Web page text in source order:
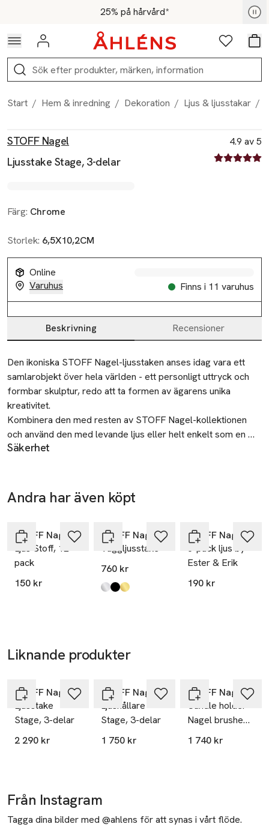
Hoppa till navigationsmenyn25% på hårvård*
För medlemmar - Shoppa nu
Logga in Favoriter
Sök
Start / Hem & inredning / Dekoration / Ljus & ljusstakar /
STOFF Nagel
Ljusstake Stage, 3-delar
4.9 av 5
4.9 av fem
Färg: Chrome
Storlek: 6,5X10,2CM
Online
Varuhus
Finns i 11 varuhus
Beskrivning Recensioner
Beskrivning
Den ikoniska STOFF Nagel-ljusstaken anses idag vara ett
samlarobjekt över hela världen - ett personligt uttryck och
formbar skulptur, redo att ta formen av ägarens unika
kreativitet.
Kombinera den med resten av STOFF Nagel-kollektionen
och använd den med levande ljus eller helt enkelt som en
dekorativ skulptur.
• Mått:
Höjd 6,9 cm
Säkerhet
reach of small children / Never leave burning candles
unattended.
Andra har även köpt
STOFF Nagel
Ljus Stoff, 12-
pack
150 kr
STOFF Nagel
Väggljusstake
760 kr
Produkten finns i färgerna:
Chrome
Black,
Solid Brass
STOFF Nagel
6-pack ljus by
Ester & Erik
190 kr
Liknande produkter
STOFF Nagel
Ljusstake
Stage, 3-delar
2 290 kr
STOFF Nagel
Ljushållare
Stage, 3-delar
1 750 kr
STOFF Nagel
Candle holder
Nagel brushed
chrome 3-p
1 740 kr
Från Instagram
Tagga dina bilder med @ahlens för att synas i vårt flöde.